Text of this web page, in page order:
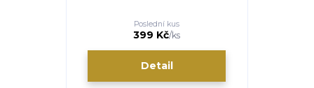
399 Kč/ks
Poslední kus
Detail